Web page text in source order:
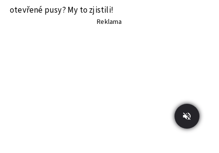
otevřené pusy? My to zjistili!
Reklama